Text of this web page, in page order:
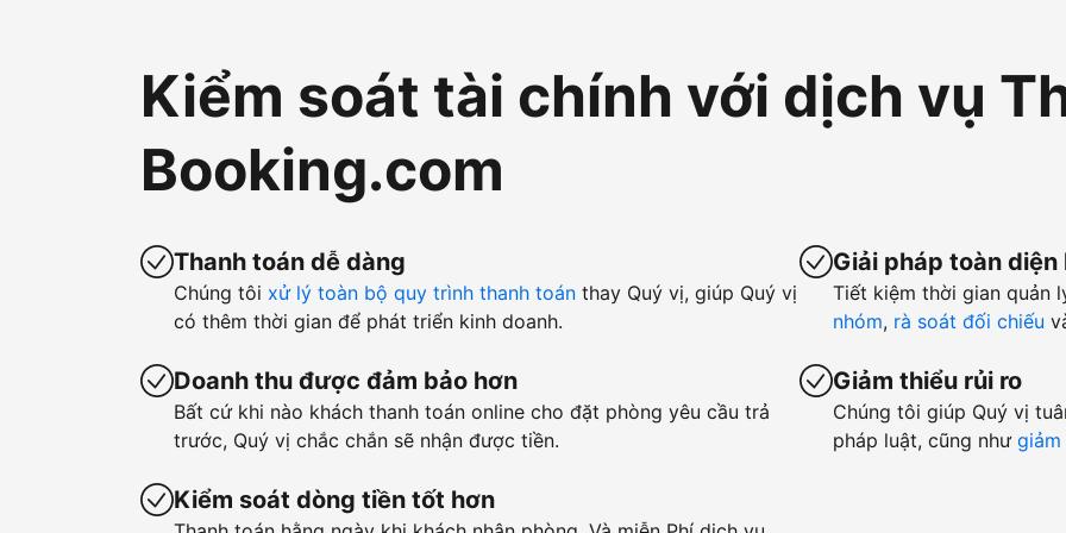
Kiểm soát tài chính với dịch vụ
Booking.com
Thanh toán dễ dàng
Chúng tôi xử lý toàn bộ quy trình thanh toán thay Quý vị, giúp Quý vị
có thêm thời gian để phát triển kinh doanh.
Doanh thu được đảm bảo hơn
Bất cứ khi nào khách thanh toán online cho đặt phòng yêu cầu trả
trước, Quý vị chắc chắn sẽ nhận được tiền.
Kiểm soát dòng tiền tốt hơn
Giải pháp toàn
Tiết kiệm thời gian quản
nhóm, rà soát đối chiếu
Giảm thiểu rủi ro
Chúng tôi giúp Quý vị
pháp luật, cũng như